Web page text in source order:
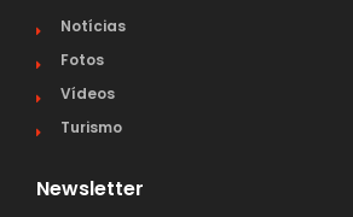
Notícias
Fotos
Vídeos
Turismo
Newsletter